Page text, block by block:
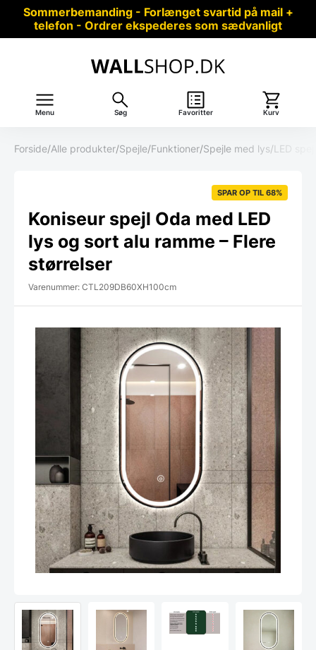
Sommerbemanding - Forlænget svartid på mail +
telefon - Ordrer ekspederes som sædvanligt
Menu Søg Favoritter Kurv
Forside/Alle produkter/Spejle/Funktioner/Spejle med lys/LED
SPAR OP TIL 68%
Koniseur spejl Oda med LED
lys og sort alu ramme – Flere
størrelser
Varenummer: CTL209DB60XH100cm